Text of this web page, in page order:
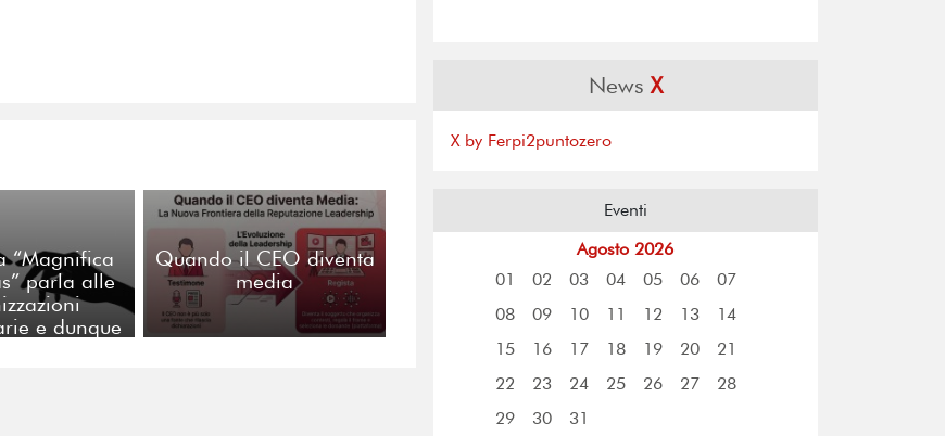
“Magnifica
parla alle
e dunque
Quando il CEO diventa
media
NewsX
X by Ferpi2puntozero
Eventi
Agosto 2026
01
02 03 04 05 06
07
08
09 10 11 12 13
14
15
16 17 18 19 20
21
22
23 24 25 26 27
28
29
30 31